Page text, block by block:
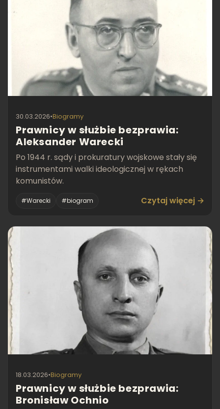
30.03.2026•Biogramy
Prawnicy w służbie bezprawia:
Aleksander Warecki
Po 1944 r. sądy i prokuratury wojskowe stały się
instrumentami walki ideologicznej w rękach
komunistów.
#Warecki #biogram Czytaj więcej →
18.03.2026•Biogramy
Prawnicy w służbie bezprawia:
Bronisław Ochnio